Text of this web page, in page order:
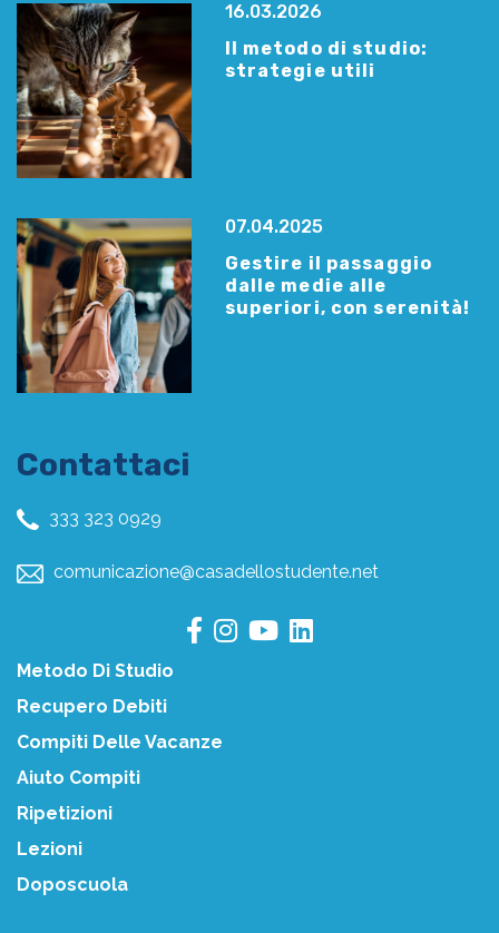
16.03.2026
Il metodo di studio:
strategie utili
07.04.2025
Gestire il passaggio
dalle medie alle
superiori, con serenità!
Contattaci
333 323 0929
comunicazione@casadellostudente.net
Metodo Di Studio
Recupero Debiti
Compiti Delle Vacanze
Aiuto Compiti
Ripetizioni
Lezioni
Doposcuola